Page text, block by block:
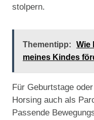
stolpern.
Thementipp:
Wie
meines Kindes
Für Geburtstage
Horsing auch als
Passende